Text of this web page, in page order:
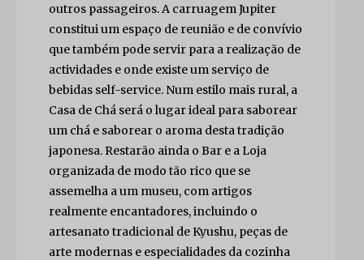
outros passageiros. A carruagem Jupiter
constitui um espaço de reunião e de convívio
que também pode servir para a realização de
actividades e onde existe um serviço de
bebidas self-service. Num estilo mais rural, a
Casa de Chá será o lugar ideal para saborear
um chá e saborear o aroma desta tradição
japonesa. Restarão ainda o Bar e a Loja
organizada de modo tão rico que se
assemelha a um museu, com artigos
realmente encantadores, incluindo o
artesanato tradicional de Kyushu, peças de
arte modernas e especialidades da cozinha